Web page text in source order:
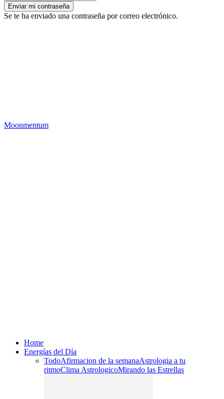
Se te ha enviado una contraseña por correo electrónico.
Moonmentum
Home
Energías del Día
TodoAfirmacion de la semanaAstrologia a tu
ritmoClima AstrologicoMirando las Estrellas